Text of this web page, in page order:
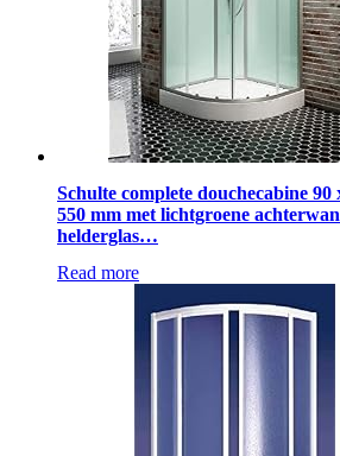
on
the
Schulte complete douchecabine
550 mm met lichtgroene
helderglas…
Read more